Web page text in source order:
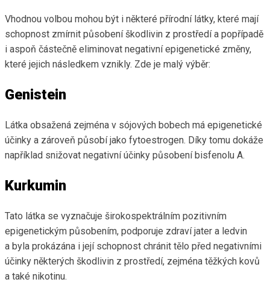
Vhodnou volbou mohou být i některé přírodní látky, které mají
schopnost zmírnit působení škodlivin z prostředí a popřípadě
i aspoň částečně eliminovat negativní epigenetické změny,
které jejich následkem vznikly. Zde je malý výběr:
Genistein
Látka obsažená zejména v sójových bobech má epigenetické
účinky a zároveň působí jako fytoestrogen. Díky tomu dokáže
například snižovat negativní účinky působení bisfenolu A.
Kurkumin
Tato látka se vyznačuje širokospektrálním pozitivním
epigenetickým působením, podporuje zdraví jater a ledvin
a byla prokázána i její schopnost chránit tělo před negativními
účinky některých škodlivin z prostředí, zejména těžkých kovů
a také nikotinu.